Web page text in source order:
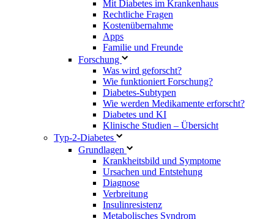
Mit Diabetes im Krankenhaus
Rechtliche Fragen
Kostenübernahme
Apps
Familie und Freunde
Forschung
Was wird geforscht?
Wie funktioniert Forschung?
Diabetes-Subtypen
Wie werden Medikamente erforscht?
Diabetes und KI
Klinische Studien – Übersicht
Typ-2-Diabetes
Grundlagen
Krankheitsbild und Symptome
Ursachen und Entstehung
Diagnose
Verbreitung
Insulinresistenz
Metabolisches Syndrom